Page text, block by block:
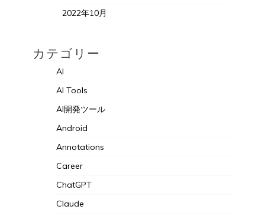
2022年10月
カテゴリー
AI
AI Tools
AI開発ツール
Android
Annotations
Career
ChatGPT
Claude